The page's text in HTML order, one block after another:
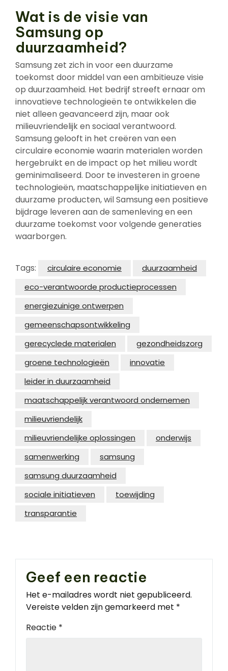
Wat is de visie van
Samsung op
duurzaamheid?
Samsung zet zich in voor een duurzame
toekomst door middel van een ambitieuze visie
op duurzaamheid. Het bedrijf streeft ernaar om
innovatieve technologieën te ontwikkelen die
niet alleen geavanceerd zijn, maar ook
milieuvriendelijk en sociaal verantwoord.
Samsung gelooft in het creëren van een
circulaire economie waarin materialen worden
hergebruikt en de impact op het milieu wordt
geminimaliseerd. Door te investeren in groene
technologieën, maatschappelijke initiatieven en
duurzame producten, wil Samsung een positieve
bijdrage leveren aan de samenleving en een
duurzame toekomst voor volgende generaties
waarborgen.
Tags: circulaire economie
duurzaamheid
eco-verantwoorde productieprocessen
energiezuinige ontwerpen
gemeenschapsontwikkeling
gerecyclede materialen
gezondheidszorg
groene technologieën
innovatie
leider in duurzaamheid
maatschappelijk verantwoord ondernemen
milieuvriendelijk
milieuvriendelijke oplossingen
onderwijs
samenwerking
samsung
samsung duurzaamheid
sociale initiatieven
toewijding
transparantie
Geef een reactie
Het e-mailadres wordt niet gepubliceerd.
Vereiste velden zijn gemarkeerd met *
Reactie *